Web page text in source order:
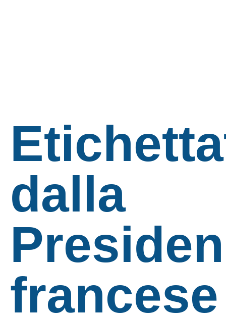
dalla
francese